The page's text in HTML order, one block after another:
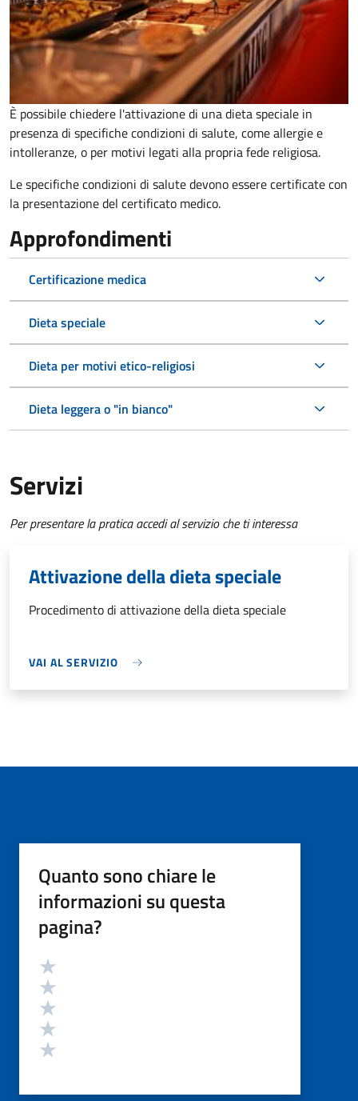
È possibile chiedere l'attivazione di una dieta speciale in
presenza di specifiche condizioni di salute, come allergie e
intolleranze, o per motivi legati alla propria fede religiosa.
Le specifiche condizioni di salute devono essere certificate con
la presentazione del certificato medico.
Approfondimenti
Certificazione medica
Dieta speciale
Dieta per motivi etico-religiosi
Dieta leggera o "in bianco"
Servizi
Per presentare la pratica accedi al servizio che ti interessa
Attivazione della dieta speciale
Procedimento di attivazione della dieta speciale
VAI AL SERVIZIO
Quanto sono chiare le
informazioni su questa
pagina?
Valutazione